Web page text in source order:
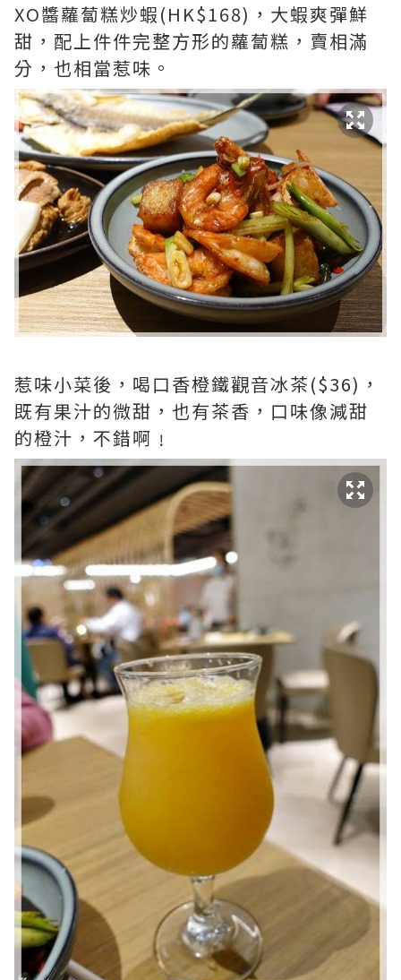
XO醬蘿蔔糕炒蝦(HK$168)，大蝦爽彈鮮
甜，配上件件完整方形的蘿蔔糕，賣相滿
分，也相當惹味。
惹味小菜後，喝口香橙鐵觀音冰茶($36)，
既有果汁的微甜，也有茶香，口味像減甜
的橙汁，不錯啊﹗